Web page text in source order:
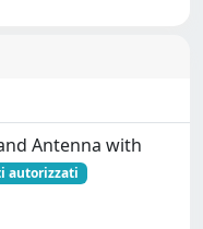
Antenna with
autorizzati